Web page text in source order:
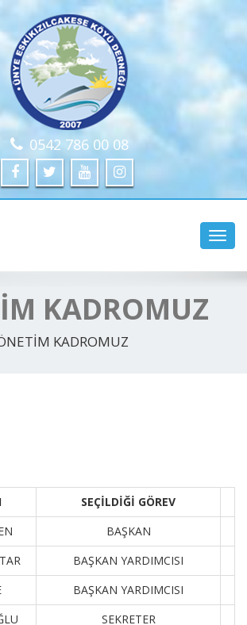
0542 786 00 08
KADROMUZ
KADROMUZ
SEÇİLDİĞİ GÖREV
BAŞKAN
BAŞKAN YARDIMCISI
BAŞKAN YARDIMCISI
SEKRETER